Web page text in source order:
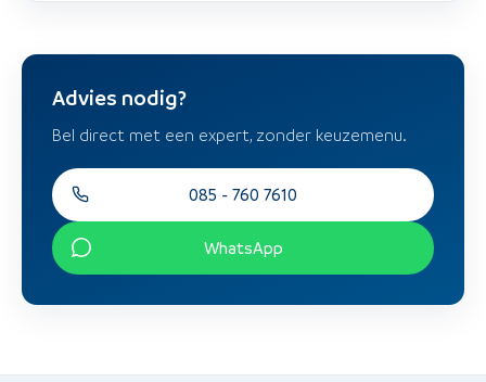
Advies nodig?
Bel direct met een expert, zonder keuzemenu.
085 - 760 7610
WhatsApp